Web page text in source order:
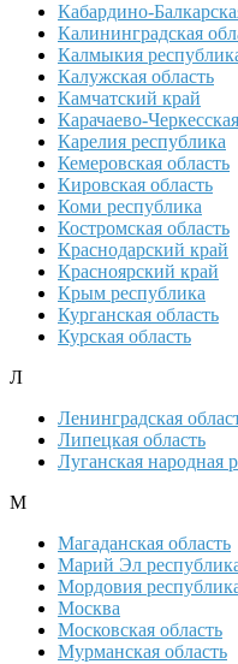
Кабардино-
Калининградская
Калмыкия
Калужская область
Камчатский край
Карачаево-
Карелия республика
Кемеровская область
Кировская область
Коми республика
Костромская область
Краснодарский край
Красноярский край
Крым республика
Курганская область
Курская область
Л
Ленинградская
Липецкая область
Луганская народная
М
Магаданская область
Марий Эл
Мордовия
Москва
Московская область
Мурманская область